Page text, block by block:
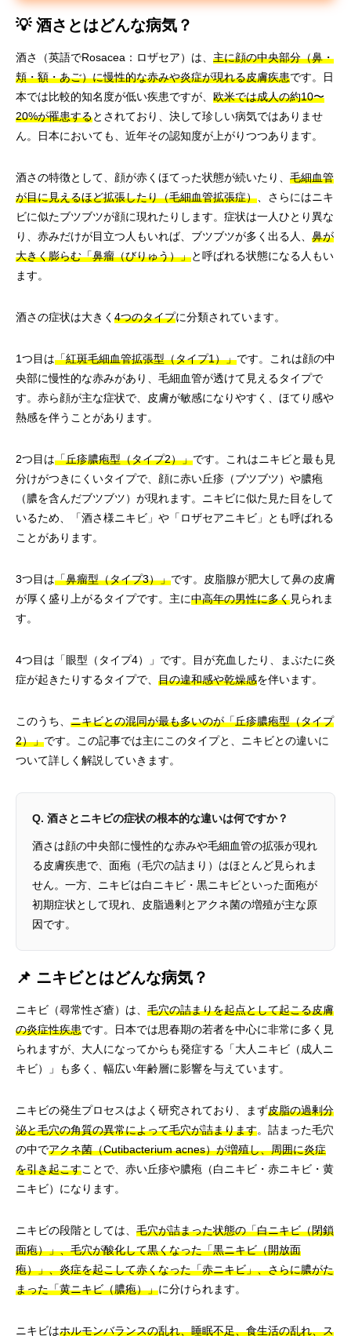
💡 酒さとはどんな病気？
酒さ（英語でRosacea：ロザセア）は、 主に顔の中央部分（鼻・
頬・額・あご）に慢性的な赤みや炎症が現れる皮膚疾患です。日
本では比較的知名度が低い疾患ですが、 欧米では成人の約10〜
20%が罹患するとされており、決して珍しい病気ではありませ
ん。日本においても、近年その認知度が上がりつつあります。
酒さの特徴として、顔が赤くほてった状態が続いたり、 毛細血管
が目に見えるほど拡張したり（毛細血管拡張症） 、さらにはニキ
ビに似たブツブツが顔に現れたりします。症状は一人ひとり異な
り、赤みだけが目立つ人もいれば、ブツブツが多く出る人、 鼻が
大きく膨らむ「鼻瘤（びりゅう）」と呼ばれる状態になる人もい
ます。
酒さの症状は大きく 4つのタイプに分類されています。
1つ目は「紅斑毛細血管拡張型（タイプ1）」です。これは顔の中
央部に慢性的な赤みがあり、毛細血管が透けて見えるタイプで
す。赤ら顔が主な症状で、皮膚が敏感になりやすく、ほてり感や
熱感を伴うことがあります。
2つ目は「丘疹膿疱型（タイプ2）」です。これはニキビと最も見
分けがつきにくいタイプで、顔に赤い丘疹（ブツブツ）や膿疱
（膿を含んだブツブツ）が現れます。ニキビに似た見た目をして
いるため、「酒さ様ニキビ」や「ロザセアニキビ」とも呼ばれる
ことがあります。
3つ目は「鼻瘤型（タイプ3）」です。皮脂腺が肥大して鼻の皮膚
が厚く盛り上がるタイプです。主に中高年の男性に多く見られま
す。
4つ目は「眼型（タイプ4）」です。目が充血したり、まぶたに炎
症が起きたりするタイプで、 目の違和感や乾燥感を伴います。
このうち、 ニキビとの混同が最も多いのが「丘疹膿疱型（タイプ
2）」です。この記事では主にこのタイプと、ニキビとの違いに
ついて詳しく解説していきます。
Q. 酒さとニキビの症状の根本的な違いは何ですか？
酒さは顔の中央部に慢性的な赤みや毛細血管の拡張が現れ
る皮膚疾患で、面疱（毛穴の詰まり）はほとんど見られま
せん。一方、ニキビは白ニキビ・黒ニキビといった面疱が
初期症状として現れ、皮脂過剰とアクネ菌の増殖が主な原
因です。
📌 ニキビとはどんな病気？
ニキビ（尋常性ざ瘡）は、 毛穴の詰まりを起点として起こる皮膚
の炎症性疾患です。日本では思春期の若者を中心に非常に多く見
られますが、大人になってからも発症する「大人ニキビ（成人ニ
キビ）」も多く、幅広い年齢層に影響を与えています。
ニキビの発生プロセスはよく研究されており、まず皮脂の過剰分
泌と毛穴の角質の異常によって毛穴が詰まります。詰まった毛穴
の中でアクネ菌（Cutibacterium acnes）が増殖し、周囲に炎症
を引き起こすことで、赤い丘疹や膿疱（白ニキビ・赤ニキビ・黄
ニキビ）になります。
ニキビの段階としては、 毛穴が詰まった状態の「白ニキビ（閉鎖
面疱）」、毛穴が酸化して黒くなった「黒ニキビ（開放面
疱）」、炎症を起こして赤くなった「赤ニキビ」、さらに膿がた
まった「黄ニキビ（膿疱）」に分けられます。
ニキビはホルモンバランスの乱れ、睡眠不足、食生活の乱れ、ス